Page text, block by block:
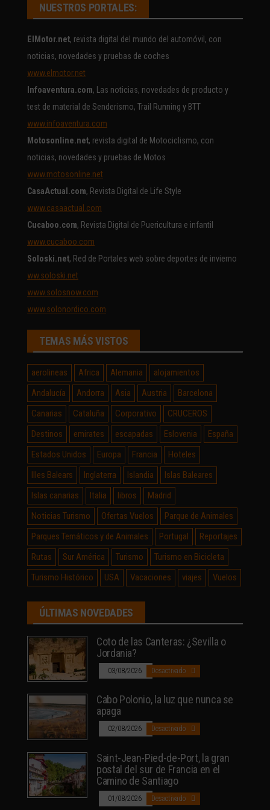
NUESTROS PORTALES:
ElMotor.net, revista digital del mundo del automóvil, con
noticias, novedades y pruebas de coches
www.elmotor.net
Infoaventura.com, Las noticias, novedades de producto y
test de material de Senderismo, Trail Running y BTT
www.infoaventura.com
Motosonline.net, revista digital de Motociclismo, con
noticias, novedades y pruebas de Motos
www.motosonline.net
CasaActual.com, Revista Digital de Life Style
www.casaactual.com
Cucaboo.com, Revista Digital de Puericultura e infantil
www.cucaboo.com
Soloski.net, Red de Portales web sobre deportes de invierno
ww.soloski.net
www.solosnow.com
www.solonordico.com
TEMAS MÁS VISTOS
aerolineas Africa Alemania
alojamientos
Andalucía
Andorra Asia Austria
Barcelona
Canarias
Cataluña Corporativo
CRUCEROS
Destinos
emirates escapadas Eslovenia
España
Estados Unidos
Europa Francia
Hoteles
Illes Balears
Inglaterra Islandia
Islas Baleares
Islas canarias
Italia libros
Madrid
Noticias Turismo
Ofertas Vuelos
Parque de Animales
Parques Temáticos y de Animales
Portugal
Reportajes
Rutas
Sur América Turismo
Turismo en Bicicleta
Turismo Histórico
USA Vacaciones viajes Vuelos
ÚLTIMAS NOVEDADES
Coto de las Canteras: ¿Sevilla o
Jordania?
03/08/2026 Desactivado
Cabo Polonio, la luz que nunca se
apaga
02/08/2026 Desactivado
Saint-Jean-Pied-de-Port, la gran
postal del sur de Francia en el
Camino de Santiago
01/08/2026 Desactivado